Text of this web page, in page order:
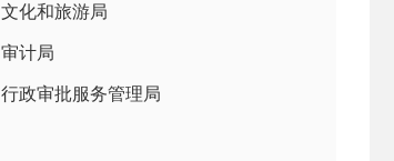
文化和旅游局
审计局
行政审批服务管理局